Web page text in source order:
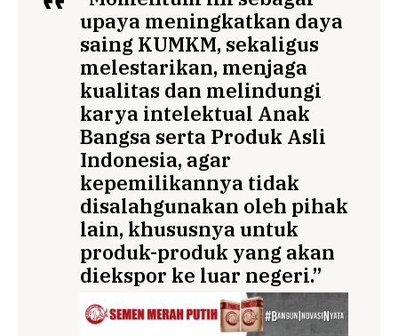
upaya meningkatkan daya
saing KUMKM, sekaligus
melestarikan, menjaga
kualitas dan melindungi
karya intelektual Anak
Bangsa serta Produk Asli
Indonesia, agar
kepemilikannya tidak
disalahgunakan oleh pihak
lain, khususnya untuk
produk-produk yang akan
diekspor ke luar negeri.”